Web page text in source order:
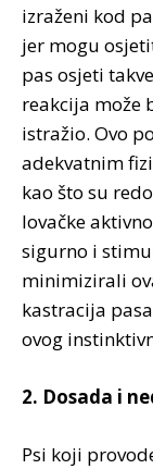
izraženi kod
jer mogu
pas osjeti
reakcija može
istražio. Ovo
adekvatnim
kao što su
lovačke
sigurno i
minimizirali
kastracija
ovog
2. Dosada i
Psi koji